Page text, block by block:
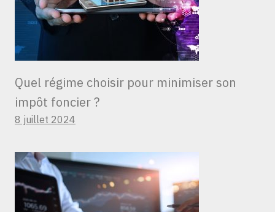
Quel régime choisir pour minimiser son
impôt foncier ?
8 juillet 2024